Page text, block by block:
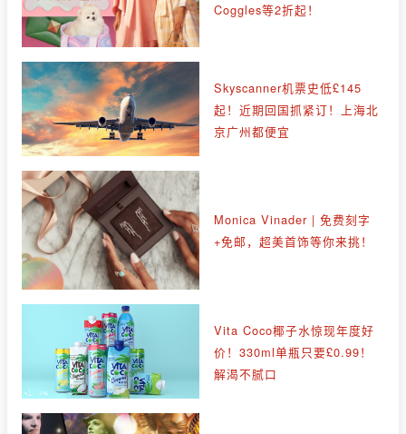
Coggles等2折起！
Skyscanner机票史低£145
起！近期回国抓紧订！上海北
京广州都便宜
Monica Vinader | 免费刻字
+免邮，超美首饰等你来挑！
Vita Coco椰子水惊现年度好
价！330ml单瓶只要£0.99！
解渴不腻口